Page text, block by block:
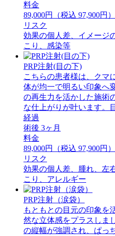
料金
89,000円（税込 97,900円）
リスク
効果の個人差、イメージ
こり、感染等
PRP注射(目の下)
こちらの患者様は、クマ
体が均一で明るい印象へ
の再生力を活かした施術
な仕上がりが叶います
経過
術後 3ヶ月
料金
89,000円（税込 97,900円）
リスク
効果の個人差、腫れ、左
こり、アレルギー
PRP注射（涙袋）
もともとの目元の印象を
然な立体感をプラスしま
の縦幅が強調され、ぱっ